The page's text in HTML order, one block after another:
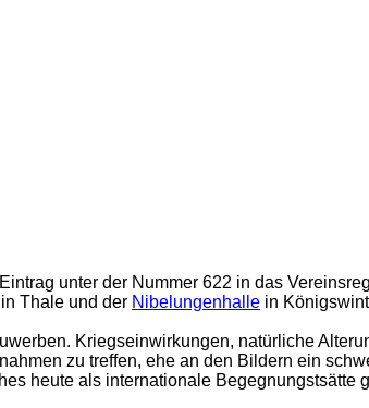
unter der Nummer 622 in das
Thale und der Nibelungenhalle in
Kriegseinwirkungen, natürliche
zu treffen, ehe an den Bildern ein
heute als internationale Begegnungstsätte